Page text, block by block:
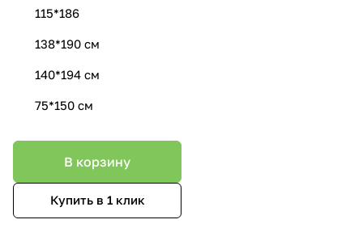
115*186
138*190 см
140*194 см
75*150 см
В корзину
Купить в 1 клик